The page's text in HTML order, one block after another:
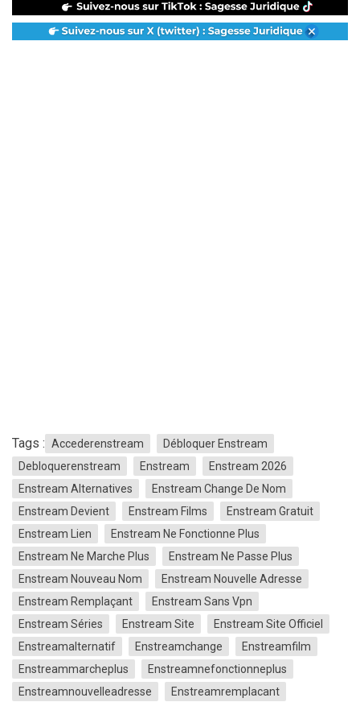
Tags : Accederenstream
Débloquer Enstream
Debloquerenstream
Enstream
Enstream 2026
Enstream Alternatives
Enstream Change De Nom
Enstream Devient
Enstream Films
Enstream Gratuit
Enstream Lien
Enstream Ne Fonctionne Plus
Enstream Ne Marche Plus
Enstream Ne Passe Plus
Enstream Nouveau Nom
Enstream Nouvelle Adresse
Enstream Remplaçant
Enstream Sans Vpn
Enstream Séries
Enstream Site
Enstream Site Officiel
Enstreamalternatif
Enstreamchange
Enstreamfilm
Enstreammarcheplus
Enstreamnefonctionneplus
Enstreamnouvelleadresse
Enstreamremplacant